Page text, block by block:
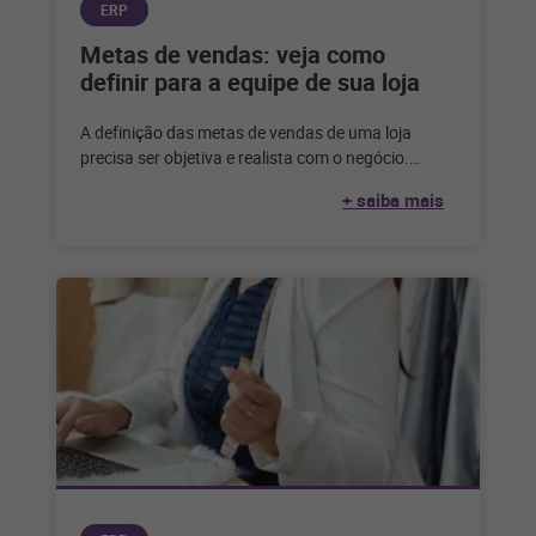
ERP
Metas de vendas: veja como
definir para a equipe de sua loja
A definição das metas de vendas de uma loja
precisa ser objetiva e realista com o negócio.
+ saiba mais